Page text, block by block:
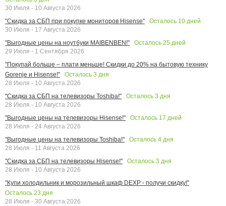
30 Июля - 10 Августа 2026
"Скидка за СБП при покупке мониторов Hisense"
Осталось 10 дней
30 Июля - 17 Августа 2026
"Выгодные цены на ноутбуки MAIBENBEN!"
Осталось 25 дней
29 Июля - 1 Сентября 2026
"Покупай больше – плати меньше! Скидки до 20% на бытовую технику
Gorenje и Hisense!"
Осталось 3 дня
28 Июля - 10 Августа 2026
"Скидка за СБП на телевизоры Toshiba!"
Осталось 3 дня
28 Июля - 10 Августа 2026
"Выгодные цены на телевизоры Hisense!"
Осталось 17 дней
28 Июля - 24 Августа 2026
"Выгодные цены на телевизоры Toshiba!"
Осталось 4 дня
28 Июля - 11 Августа 2026
"Скидка за СБП на телевизоры Hisense!"
Осталось 3 дня
28 Июля - 10 Августа 2026
"Купи холодильник и морозильный шкаф DEXP - получи скидку!"
Осталось 23 дня
28 Июля - 30 Августа 2026